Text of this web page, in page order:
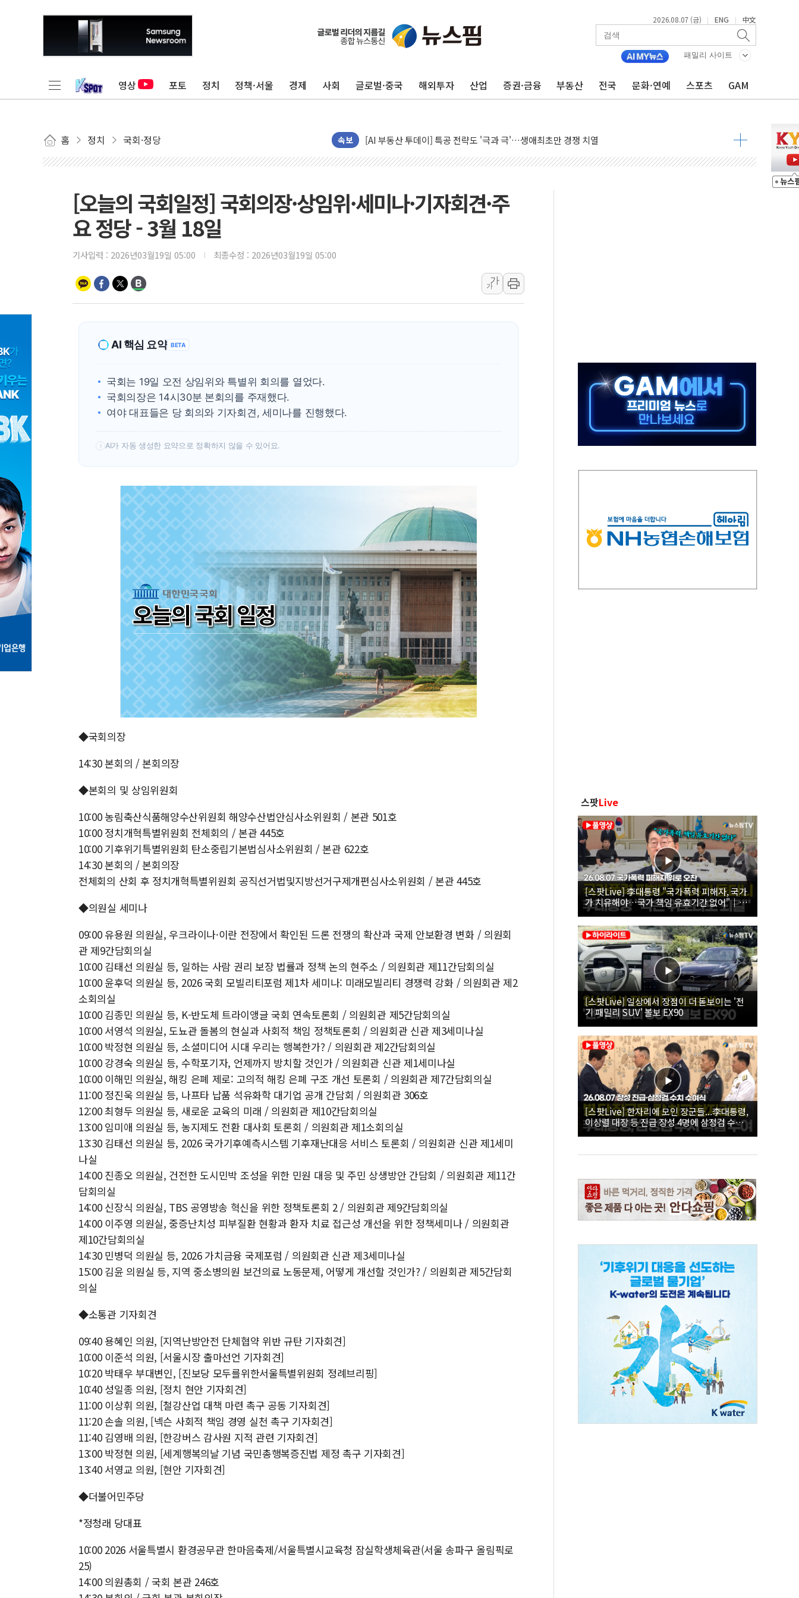
2026.08.07 (금) | ENG | 中文
패밀리 사이트
영상 포토 정치 정책·서울 경제 사회 글로벌·중국 해외투자 산업 증권·금융 부동산 전국 문화·연예 스포츠 GAM
홈 정치 국회·정당 속보
황희 '폐버스 청년주택' SNS 글 역풍에 "정부정책 아냐" 해명
사우디·튀르키예·파키스탄, '공동방위협정' 체결… 수니파 국가들의 새 안보 협력 구도
신길동 신축도 3.3㎡당 7250만원…써밋 클라비온 59㎡ 18억원대
[AI 부동산 투데이] 특공 전략도 '극과 극'…생애최초만 경쟁 치열
[코인시황] 비트코인 6만4000달러대 횡보…고래·ETF 매수에도 고유가·금리·입법 지연 '삼중 부담'
'찜통더위'에 전력수요 역대 최고치 경신…한낮 총수요 104.3GW 기록
후티 반군, 예멘 정부군과 사우디 동시 공격… 위기 고조되는 또 다른 중동 화약고
태국 학교서 중학생 총기 난사...최소 7명 사망
40.2도 찍은 서울 등 폭염중대경보 해제…누적 온열질환자 2872명
'변기 수리' 집주인에게 흉기 휘두른 30대 세입자…경찰, 현행범 체포
[오늘의 국회일정] 국회의장·상임위·세미나·기자회견·주
요 정당 - 3월 18일
기사입력 : 2026년03월19일 05:00 최종수정 : 2026년03월19일 05:00
가
가
AI 핵심 요약 BETA
국회는 19일 오전 상임위와 특별위 회의를 열었다.
국회의장은 14시30분 본회의를 주재했다.
여야 대표들은 당 회의와 기자회견, 세미나를 진행했다.
! AI가 자동 생성한 요약으로 정확하지 않을 수 있어요.
◆국회의장
14:30 본회의 / 본회의장
◆본회의 및 상임위원회
10:00 농림축산식품해양수산위원회 해양수산법안심사소위원회 / 본관 501호
10:00 정치개혁특별위원회 전체회의 / 본관 445호
10:00 기후위기특별위원회 탄소중립기본법심사소위원회 / 본관 622호
14:30 본회의 / 본회의장
전체회의 산회 후 정치개혁특별위원회 공직선거법및지방선거구제개편심사소위원회 / 본관 445호
◆의원실 세미나
09:00 유용원 의원실, 우크라이나·이란 전장에서 확인된 드론 전쟁의 확산과 국제 안보환경 변화 / 의원회
관 제9간담회의실
10:00 김태선 의원실 등, 일하는 사람 권리 보장 법률과 정책 논의 현주소 / 의원회관 제11간담회의실
10:00 윤후덕 의원실 등, 2026 국회 모빌리티포럼 제1차 세미나: 미래모빌리티 경쟁력 강화 / 의원회관 제2
소회의실
10:00 김종민 의원실 등, K-반도체 트라이앵글 국회 연속토론회 / 의원회관 제5간담회의실
10:00 서영석 의원실, 도뇨관 돌봄의 현실과 사회적 책임 정책토론회 / 의원회관 신관 제3세미나실
10:00 박정현 의원실 등, 소셜미디어 시대 우리는 행복한가? / 의원회관 제2간담회의실
10:00 강경숙 의원실 등, 수학포기자, 언제까지 방치할 것인가 / 의원회관 신관 제1세미나실
10:00 이해민 의원실, 해킹 은폐 제로: 고의적 해킹 은폐 구조 개선 토론회 / 의원회관 제7간담회의실
11:00 정진욱 의원실 등, 나프타 납품 석유화학 대기업 공개 간담회 / 의원회관 306호
12:00 최형두 의원실 등, 새로운 교육의 미래 / 의원회관 제10간담회의실
13:00 임미애 의원실 등, 농지제도 전환 대사회 토론회 / 의원회관 제1소회의실
13:30 김태선 의원실 등, 2026 국가기후예측시스템 기후재난대응 서비스 토론회 / 의원회관 신관 제1세미
나실
14:00 진종오 의원실, 건전한 도시민박 조성을 위한 민원 대응 및 주민 상생방안 간담회 / 의원회관 제11간
담회의실
14:00 신장식 의원실, TBS 공영방송 혁신을 위한 정책토론회 2 / 의원회관 제9간담회의실
14:00 이주영 의원실, 중증난치성 피부질환 현황과 환자 치료 접근성 개선을 위한 정책세미나 / 의원회관
제10간담회의실
14:30 민병덕 의원실 등, 2026 가치금융 국제포럼 / 의원회관 신관 제3세미나실
15:00 김윤 의원실 등, 지역 중소병의원 보건의료 노동문제, 어떻게 개선할 것인가? / 의원회관 제5간담회
의실
◆소통관 기자회견
09:40 용혜인 의원, [지역난방안전 단체협약 위반 규탄 기자회견]
10:00 이준석 의원, [서울시장 출마선언 기자회견]
10:20 박태우 부대변인, [진보당 모두를위한서울특별위원회 정례브리핑]
10:40 성일종 의원, [정치 현안 기자회견]
11:00 이상휘 의원, [철강산업 대책 마련 촉구 공동 기자회견]
11:20 손솔 의원, [넥슨 사회적 책임 경영 실천 촉구 기자회견]
11:40 김영배 의원, [한강버스 감사원 지적 관련 기자회견]
13:00 박정현 의원, [세계행복의날 기념 국민총행복증진법 제정 촉구 기자회견]
13:40 서영교 의원, [현안 기자회견]
◆더불어민주당
*정청래 당대표
10:00 2026 서울특별시 환경공무관 한마음축제/서울특별시교육청 잠실학생체육관(서울 송파구 올림픽로
25)
14:00 의원총회 / 국회 본관 246호
스팟Live
[스팟Live] 李대통령 "국가폭력 피해자, 국가
가 치유해야…국가 책임 유효기간 없어"｜
26.08.07 국가폭력 피해자 위로 오찬
[스팟Live] 일상에서 장점이 더 돋보이는 '전
기 패밀리 SUV' 볼보 EX90
[스팟Live] 한자리에 모인 장군들...李대통령,
이상렬 대장 등 진급 장성 4명에 삼정검 수치
직접 수여｜26.08.07 장성 진급·삼정검 수치